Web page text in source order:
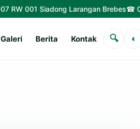
Larangan Brebes☎ 0823-0000-
Galeri Berita Kontak 🔍 ◐